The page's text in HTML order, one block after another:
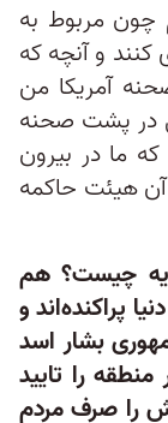
چون مربوط به
کنند و آنچه که
آمریکا من
در پشت صحنه
ما در بیرون
هیئت حاکمه
چیست؟ هم
دنیا پراکنده‌اند و
جمهوری بشار اسد
منطقه را تایید
را صرف مردم